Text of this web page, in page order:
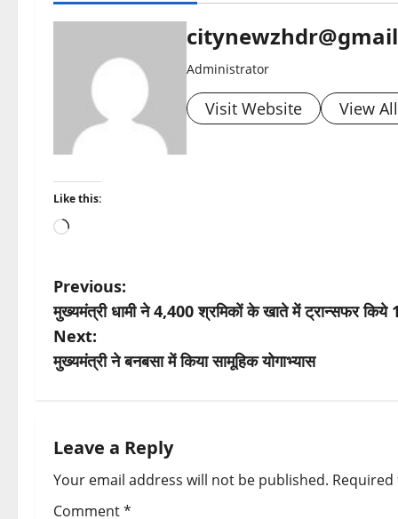
Administrator
Visit Website View
Like this:
Loading…
P
o
s
n
a
Previous:
मुख्यमंत्री धामी ने 4,400 श्रमिकों के खाते में ट्रान्सफर किये
Next:
मुख्यमंत्री ने बनबसा में किया सामूहिक योगाभ्यास
Leave a Reply
Your email address will not be published.
Comment*